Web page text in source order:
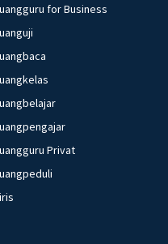
for Business
Privat